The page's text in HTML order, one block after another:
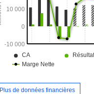
Plus de données financières